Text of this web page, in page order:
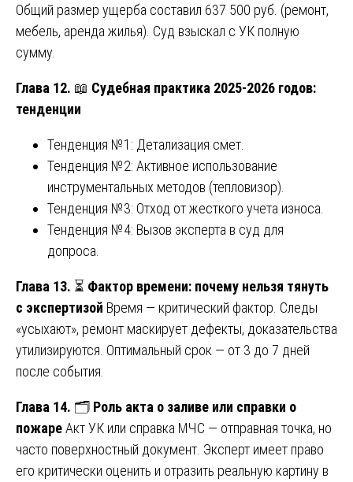
Общий размер ущерба составил 637 500 руб. (ремонт,
мебель, аренда жилья). Суд взыскал с УК полную
сумму.
Глава 12. 📖 Судебная практика 2025-2026 годов:
тенденции
Тенденция №1: Детализация смет.
Тенденция №2: Активное использование
инструментальных методов (тепловизор).
Тенденция №3: Отход от жесткого учета износа.
Тенденция №4: Вызов эксперта в суд для
допроса.
Глава 13. ⏳ Фактор времени: почему нельзя тянуть
с экспертизой Время — критический фактор. Следы
«усыхают», ремонт маскирует дефекты, доказательства
утилизируются. Оптимальный срок — от 3 до 7 дней
после события.
Глава 14. 🗂️ Роль акта о заливе или справки о
пожареАкт УК или справка МЧС — отправная точка, но
часто поверхностный документ. Эксперт имеет право
его критически оценить и отразить реальную картину в